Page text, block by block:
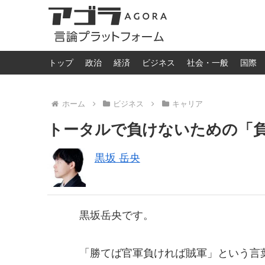
トップ 政治 経済 ビジネス 社会・一般 国際
ホーム ビジネス キャリア
トータルで負けないための「
黒坂 岳央
黒坂岳央です。
「勝てば官軍負ければ賊軍」という